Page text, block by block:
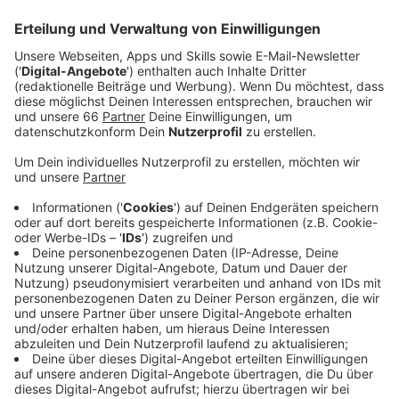
Veröffentlicht:Freitag, 07.10.2022 03:45
Anzeige
Comedy
Elvis Eifel - "Dauerbaustelle"